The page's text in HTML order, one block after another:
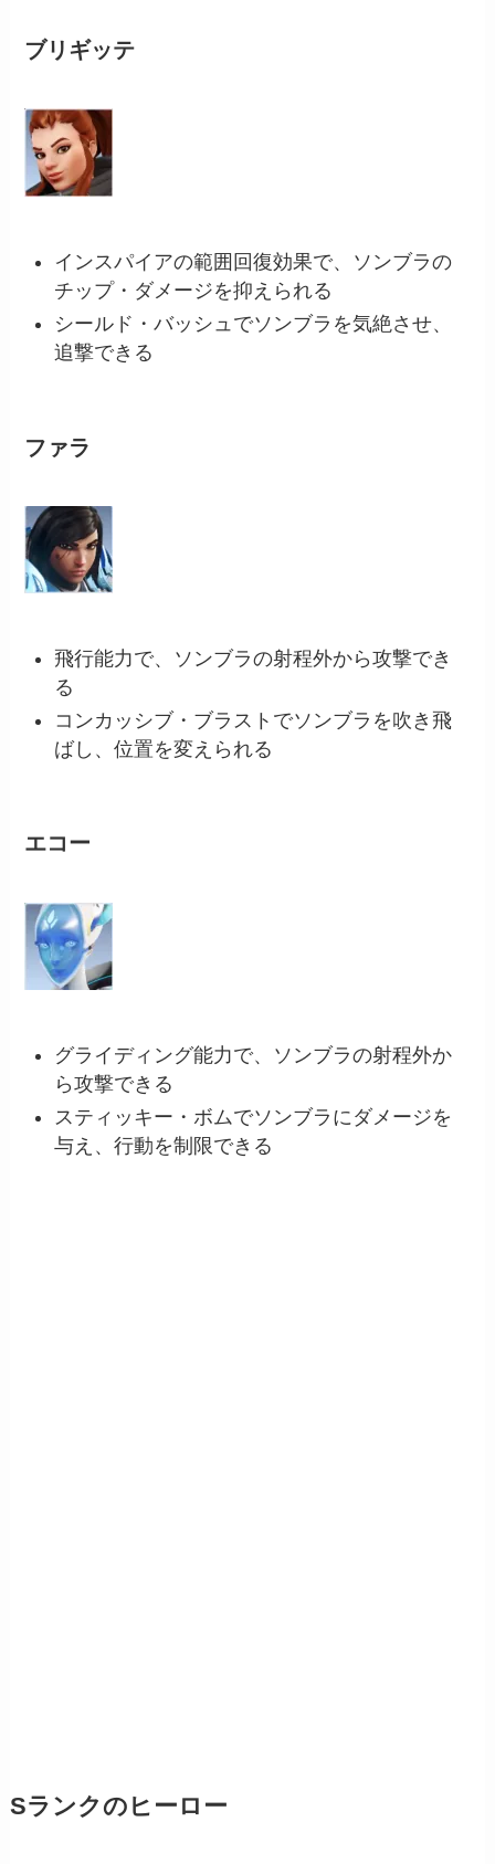
ブリギッテ
インスパイアの範囲回復効果で、ソンブラの
チップ・ダメージを抑えられる
シールド・バッシュでソンブラを気絶させ、
追撃できる
ファラ
飛行能力で、ソンブラの射程外から攻撃でき
る
コンカッシブ・ブラストでソンブラを吹き飛
ばし、位置を変えられる
エコー
グライディング能力で、ソンブラの射程外か
ら攻撃できる
スティッキー・ボムでソンブラにダメージを
与え、行動を制限できる
Sランクのヒーロー